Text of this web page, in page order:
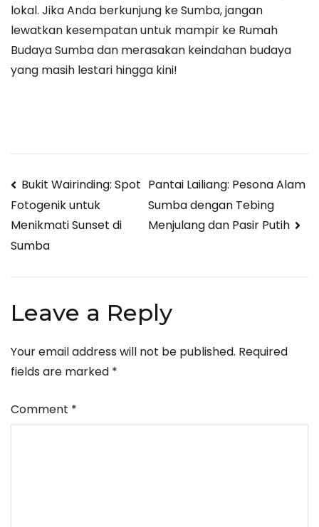
lokal. Jika Anda berkunjung ke Sumba, jangan
lewatkan kesempatan untuk mampir ke Rumah
Budaya Sumba dan merasakan keindahan budaya
yang masih lestari hingga kini!
Post
navigation
Bukit Wairinding: Spot
Fotogenik untuk
Menikmati Sunset di
Sumba
Pantai Lailiang: Pesona Alam
Sumba dengan Tebing
Menjulang dan Pasir Putih
Leave a Reply
Your email address will not be published. Required
fields are marked *
Comment *